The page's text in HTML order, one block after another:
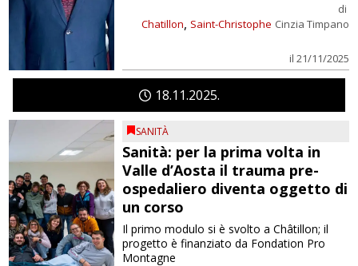
Chatillon, Saint-Christophe
di
Cinzia Timpano
il 21/11/2025
18 11 2025
SANITÀ
Sanità: per la prima volta in
Valle d’Aosta il trauma pre-
ospedaliero diventa oggetto di
un corso
Il primo modulo si è svolto a Châtillon; il
progetto è finanziato da Fondation Pro
Montagne